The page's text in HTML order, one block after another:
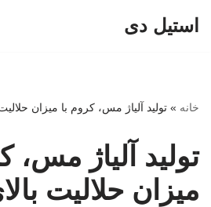
استیل دی
خانه » تولید آلیاژ مس، کروم با میزان
تولید آلیاژ مس،
میزان حلالیت